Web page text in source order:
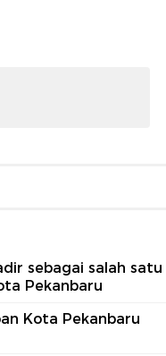
sebagai salah satu
Pekanbaru
Kota Pekanbaru